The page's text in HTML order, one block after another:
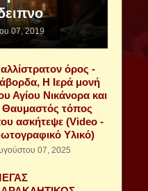
07, 2019
όρος -
Η Ιερά μονή
Αγίου Νικάνορα και
Θαυμαστός τόπος
ασκήτεψε (Video -
Υλικό)
07, 2025